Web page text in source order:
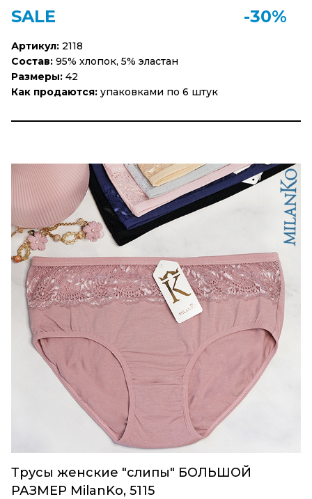
SALE -30%
Артикул: 2118
Состав: 95% хлопок, 5% эластан
Размеры: 42
Как продаются: упаковками по 6 штук
Трусы женские "слипы" БОЛЬШОЙ
РАЗМЕР MilanKo, 5115